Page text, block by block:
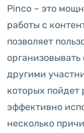
Pinco – это
работы с
позволяет
другими
которых пойдет
эффективно
несколько